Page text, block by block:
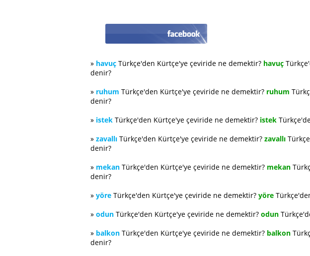
» havuç Türkçe'den Kürtçe'ye çeviride ne demektir? havuç
denir?
» ruhum Türkçe'den Kürtçe'ye çeviride ne demektir? ruhum
denir?
» istek Türkçe'den Kürtçe'ye çeviride ne demektir? istek
» zavallı Türkçe'den Kürtçe'ye çeviride ne demektir? zavallı
denir?
» mekan Türkçe'den Kürtçe'ye çeviride ne demektir? mekan
denir?
» yöre Türkçe'den Kürtçe'ye çeviride ne demektir? yöre
» odun Türkçe'den Kürtçe'ye çeviride ne demektir? odun
» balkon Türkçe'den Kürtçe'ye çeviride ne demektir? balkon
denir?